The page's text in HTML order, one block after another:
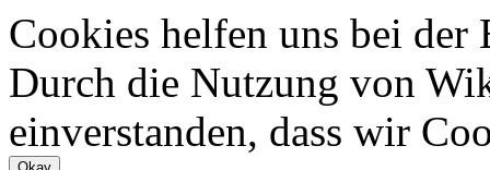
Cookies helfen uns bei
Durch die Nutzung von
einverstanden, dass wir